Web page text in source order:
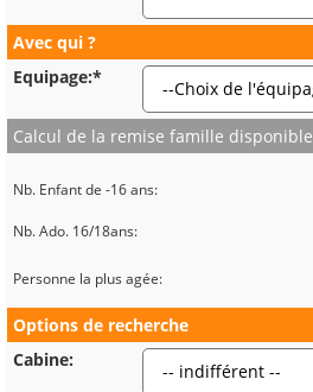
Avec qui ?
Equipage:*
Calcul de la remise famille disponible
Nb. Enfant de -16 ans:
Nb. Ado. 16/18ans:
Personne la plus agée:
Options de recherche
Cabine: